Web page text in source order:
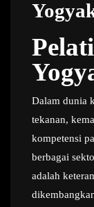
Dalam dunia
tekanan,
kompetensi
berbagai
adalah